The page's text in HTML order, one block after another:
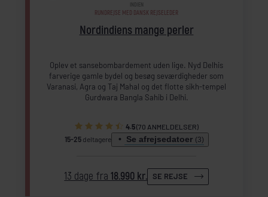
Nordindiens mange perler
INDIEN
RUNDREJSE MED DANSK REJSELEDER
Oplev et sansebombardement uden lige. Nyd Delhis
farverige gamle bydel og besøg seværdigheder som
Varanasi, Agra og Taj Mahal og det flotte sikh-tempel
Gurdwara Bangla Sahib i Delhi.
4.5(70 ANMELDELSER)
15-25deltagere Se afrejsedatoer (3)
13 dage fra18.990 kr. SE REJSE